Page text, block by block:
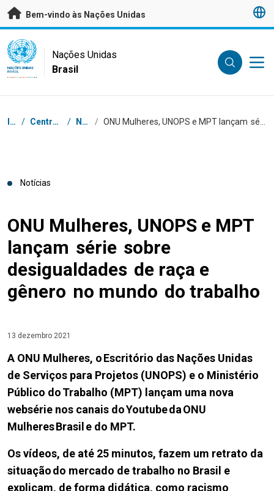
Saltar para conteúdo principal
Bem-vindo às Nações Unidas
UN Logo
NAÇÕES UNIDAS
BRASIL
Nações Unidas
Brasil
Navegação
Início / Centro de Imprensa / Notícias /
Notícias
ONU Mulheres, UNOPS e MPT
lançam série sobre
desigualdades de raça e
gênero no mundo do trabalho
13 dezembro 2021
A ONU Mulheres, o Escritório das Nações Unidas
de Serviços para Projetos (UNOPS) e o Ministério
Público do Trabalho (MPT) lançam uma nova
websérie nos canais do Youtube da ONU
Mulheres Brasil e do MPT.
Os vídeos, de até 25 minutos, fazem um retrato da
situação do mercado de trabalho no Brasil e
explicam, de forma didática, como racismo